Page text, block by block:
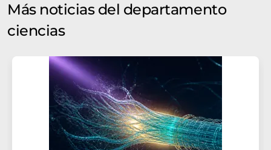
Más noticias del departamento
ciencias